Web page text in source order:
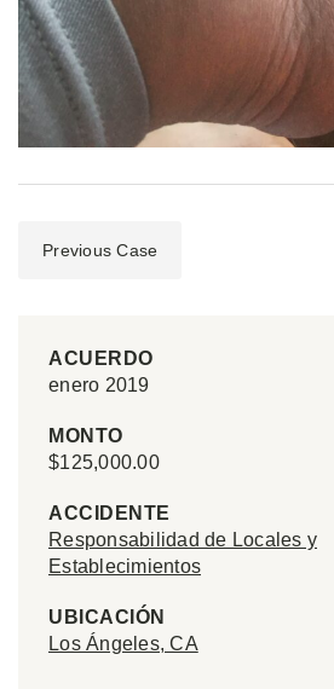
Previous Case
ACUERDO
enero 2019
MONTO
$125,000.00
ACCIDENTE
Responsabilidad de Locales y
Establecimientos
UBICACIÓN
Los Ángeles, CA